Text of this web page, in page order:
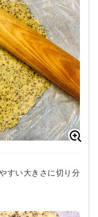
すい大きさに切り分